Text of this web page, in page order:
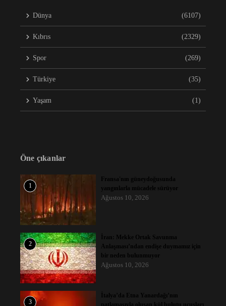
Dünya (6107)
Kıbrıs (2329)
Spor (269)
Türkiye (35)
Yaşam (1)
Öne çıkanlar
1
Fransa'nın güneydoğusunda
yangınlarla mücadele sürüyor
Ağustos 10, 2026
2
İran: Mekke Ortak Savunma
Anlaşması’ndan endişe duymamız için
bir neden bulunmuyor
Ağustos 10, 2026
3
İtalya’da Etna Yanardağı’nın
patlamasıyla oluşan kül bulutu uçuşları